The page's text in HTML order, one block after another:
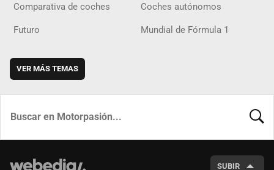
Comparativa de coches Coches autónomos
Futuro Mundial de Fórmula 1
VER MÁS TEMAS
SUBIR